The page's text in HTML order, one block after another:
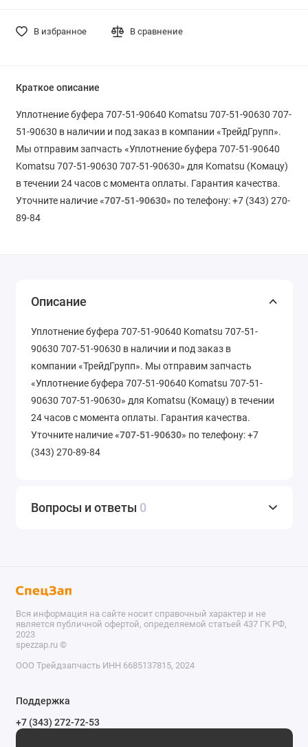
В избранное В сравнение
Краткое описание
Уплотнение буфера 707-51-90640 Komatsu 707-51-90630 707-
51-90630 в наличии и под заказ в компании «ТрейдГрупп».
Мы отправим запчасть «Уплотнение буфера 707-51-90640
Komatsu 707-51-90630 707-51-90630» для Komatsu (Комацу)
в течении 24 часов с момента оплаты. Гарантия качества.
Уточните наличие «707-51-90630» по телефону: +7 (343) 270-
89-84
Описание
Уплотнение буфера 707-51-90640 Komatsu 707-51-
90630 707-51-90630 в наличии и под заказ в
компании «ТрейдГрупп». Мы отправим запчасть
«Уплотнение буфера 707-51-90640 Komatsu 707-51-
90630 707-51-90630» для Komatsu (Комацу) в течении
24 часов с момента оплаты. Гарантия качества.
Уточните наличие «707-51-90630» по телефону: +7
(343) 270-89-84
Вопросы и ответы 0
Вся информация на сайте носит справочный характер и не
является публичной офертой, определяемой статьей 437 ГК РФ,
2023
spezzap.ru ©️
ООО Трейдзапчасть ИНН 6685137815, 2024
Поддержка
+7 (343) 272-72-53
Обратный звонок